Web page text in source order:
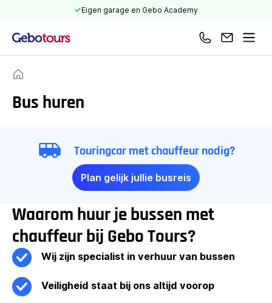
Eigen garage en Gebo Academy
Bel onsMail ons
Home
Bus huren
Touringcar met chauffeur nodig?
Plan gelijk jullie busreis
Waarom huur je bussen met
chauffeur bij Gebo Tours?
Wij zijn specialist in verhuur van bussen
Veiligheid staat bij ons altijd voorop